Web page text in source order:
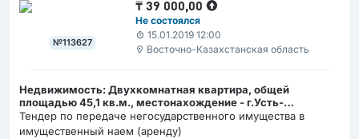
№113627
₸39 000,00
Не состоялся
15.01.2019 12:00
Восточно-Казахстанская область
Недвижимость: Двухкомнатная квартира, общей
площадью 45,1 кв.м., местонахождение - г.Усть-
Каменогорск
Тендер по передаче негосударственного имущества в
имущественный наем (аренду)